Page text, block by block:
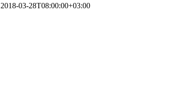
2018-03-28T08:00:00+03:00